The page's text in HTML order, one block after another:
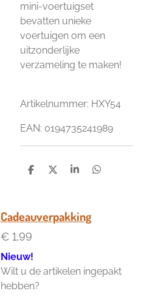
mini-voertuigset
bevatten unieke
voertuigen om een
uitzonderlijke
verzameling te maken!
Artikelnummer: HXY54
EAN: 0194735241989
D
D
S
e
D
Cadeauverpakking
€ 1,99
Nieuw!
Wilt u de artikelen ingepakt
hebben?